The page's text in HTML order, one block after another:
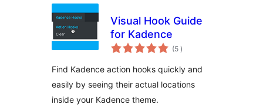
Visual Hook Guide
for Kadence
(5 aantal
beoordelingen
)
Find Kadence action hooks quickly and
easily by seeing their actual locations
inside your Kadence theme.